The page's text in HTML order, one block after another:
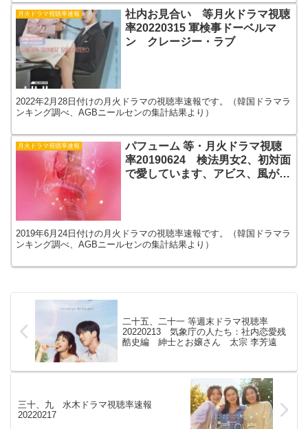
月火ドラマ視聴率速報
社内お見合い 等月火ドラマ視聴
率20220315 軍検事ドーベルマ
ン クレージー・ラブ
2022年2月28日付けの月火ドラマの視聴率速報です。（韓国ドラマラ
ンキング調べ、AGBニールセンの集計結果より）
月火ドラマ視聴率速報
パフューム 等・月火ドラマ視聴
率20190624 検法男女2、初対面
で愛しています、アビス、風が吹
2019年6月24日付けの月火ドラマの視聴率速報です。（韓国ドラマラ
ンキング調べ、AGBニールセンの集計結果より）
二十五、二十一 等週末ドラマ視聴率
20220213 気象庁の人たち：社内恋愛残
酷史編 紳士とお嬢さん 太宗 李芳遠
三十、九 水木ドラマ視聴率速報
20220217